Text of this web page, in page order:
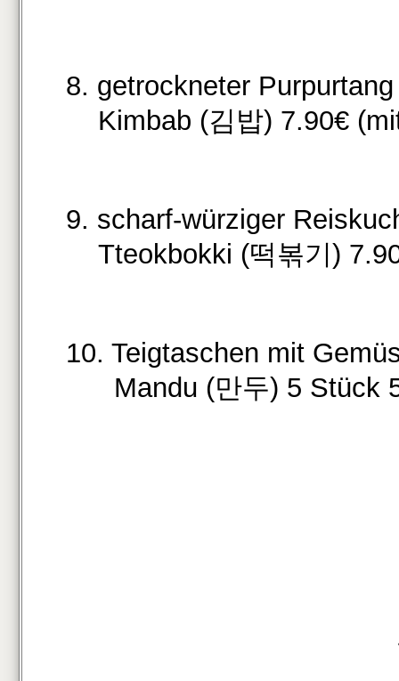
8. getrockneter
Kimbab (김밥) 7.90€
9. scharf-würziger
Tteokbokki (떡볶기)
10. Teigtaschen mit
Mandu (만두) 5 Stück